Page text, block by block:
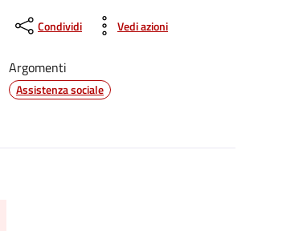
Condividi Vedi azioni
Argomenti
Assistenza sociale